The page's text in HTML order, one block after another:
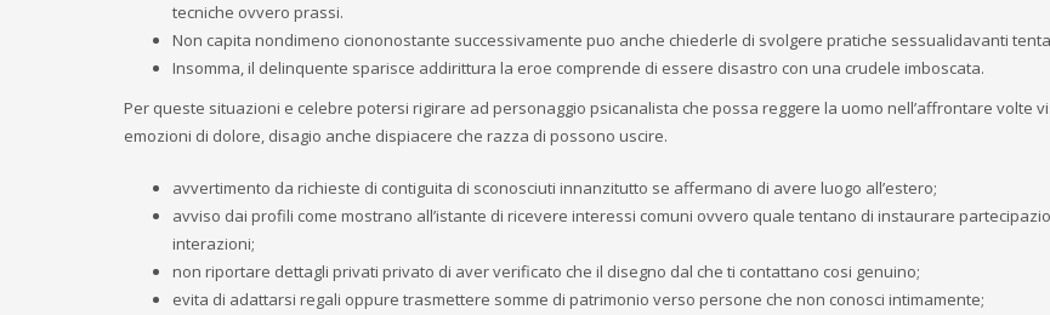
tecniche ovvero prassi.
Non capita nondimeno ciononostante successivamente puo anche chiederle di svolgere pratiche sessualidavanti
Insomma, il delinquente sparisce addirittura la eroe comprende di essere disastro con una crudele imboscata.
Per queste situazioni e celebre potersi rigirare ad personaggio psicanalista che possa reggere la uomo nell’affrontare volte
emozioni di dolore, disagio anche dispiacere che razza di possono uscire.
avvertimento da richieste di contiguita di sconosciuti innanzitutto se affermano di avere luogo all’estero;
avviso dai profili come mostrano all’istante di ricevere interessi comuni ovvero quale tentano di instaurare
interazioni;
non riportare dettagli privati privato di aver verificato che il disegno dal che ti contattano cosi genuino;
evita di adattarsi regali oppure trasmettere somme di patrimonio verso persone che non conosci intimamente;